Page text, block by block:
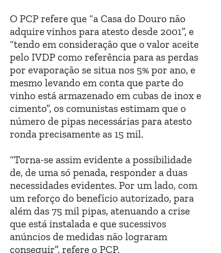
O PCP refere que “a Casa do Douro não
adquire vinhos para atesto desde 2001”, e
“tendo em consideração que o valor aceite
pelo IVDP como referência para as perdas
por evaporação se situa nos 5% por ano, e
mesmo levando em conta que parte do
vinho está armazenado em cubas de inox e
cimento”, os comunistas estimam que o
número de pipas necessárias para atesto
ronda precisamente as 15 mil.
“Torna-se assim evidente a possibilidade
de, de uma só penada, responder a duas
necessidades evidentes. Por um lado, com
um reforço do benefício autorizado, para
além das 75 mil pipas, atenuando a crise
que está instalada e que sucessivos
anúncios de medidas não lograram
conseguir”, refere o PCP.